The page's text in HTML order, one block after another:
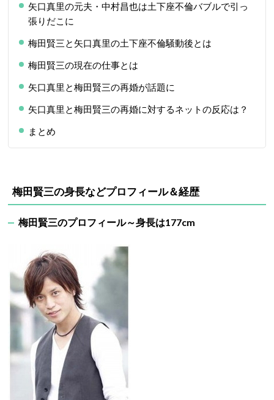
矢口真里の元夫・中村昌也は土下座不倫バブルで引っ
張りだこに
梅田賢三と矢口真里の土下座不倫騒動後とは
梅田賢三の現在の仕事とは
矢口真里と梅田賢三の再婚が話題に
矢口真里と梅田賢三の再婚に対するネットの反応は？
まとめ
梅田賢三の身長などプロフィール＆経歴
梅田賢三のプロフィール～身長は177cm